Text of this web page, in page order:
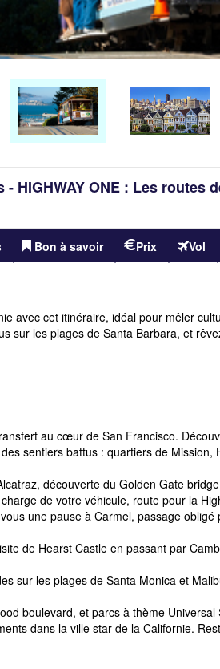
HIGHWAY ONE : Les routes
Bon à savoir Prix Vol
avec cet itinéraire, idéal pour mêler
sur les plages de Santa Barbara, et
au cœur de San Francisco.
sentiers battus : quartiers de Mission,
découverte du Golden Gate
de votre véhicule, route pour la
une pause à Carmel, passage obligé
de Hearst Castle en passant par
sur les plages de Santa Monica et
boulevard, et parcs à thème Universal
dans la ville star de la Californie.